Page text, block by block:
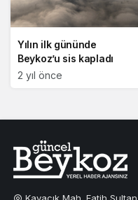
Yılın ilk gününde
Beykoz’u sis kapladı
2 yıl önce